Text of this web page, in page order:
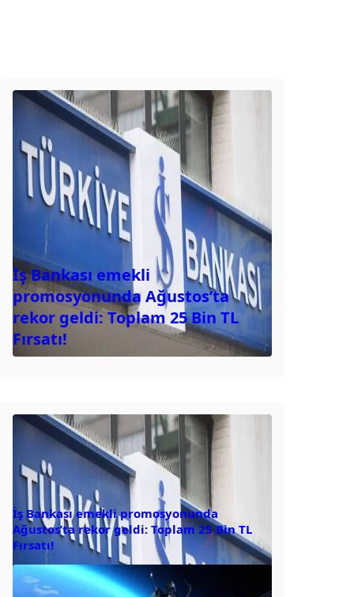
İş Bankası emekli
promosyonunda Ağustos’ta
rekor geldi: Toplam 25 Bin TL
Fırsatı!
İş Bankası emekli promosyonunda
Ağustos’ta rekor geldi: Toplam 25 Bin TL
Fırsatı!